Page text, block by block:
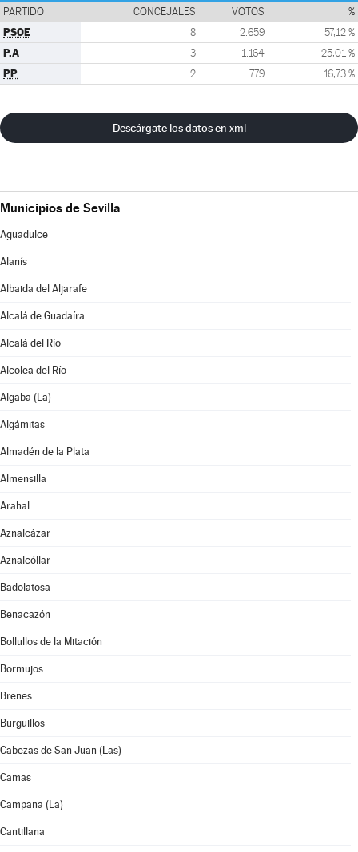
PARTIDO CONCEJALES VOTOS %
PSOE 8 2.659 57,12 %
P.A 3 1.164 25,01 %
PP 2 779 16,73 %
Descárgate los datos en xml
Municipios de Sevilla
Aguadulce
Alanís
Albaida del Aljarafe
Alcalá de Guadaíra
Alcalá del Río
Alcolea del Río
Algaba (La)
Algámitas
Almadén de la Plata
Almensilla
Arahal
Aznalcázar
Aznalcóllar
Badolatosa
Benacazón
Bollullos de la Mitación
Bormujos
Brenes
Burguillos
Cabezas de San Juan (Las)
Camas
Campana (La)
Cantillana